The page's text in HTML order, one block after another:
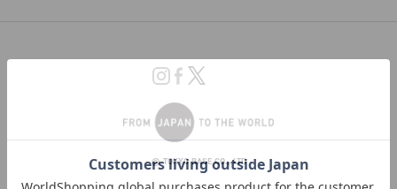
© TOKYO BASE CO., LTD